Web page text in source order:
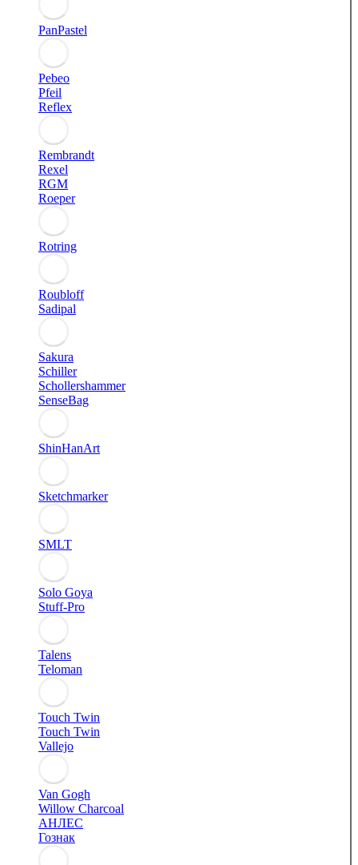
PanPastel
Pebeo
Pfeil
Reflex
Rembrandt
Rexel
RGM
Roeper
Rotring
Roubloff
Sadipal
Sakura
Schiller
Schollershammer
SenseBag
ShinHanArt
Sketchmarker
SMLT
Solo Goya
Stuff-Pro
Talens
Teloman
Touch Twin
Touch Twin
Vallejo
Van Gogh
Willow Charcoal
АНЛЕС
Гознак